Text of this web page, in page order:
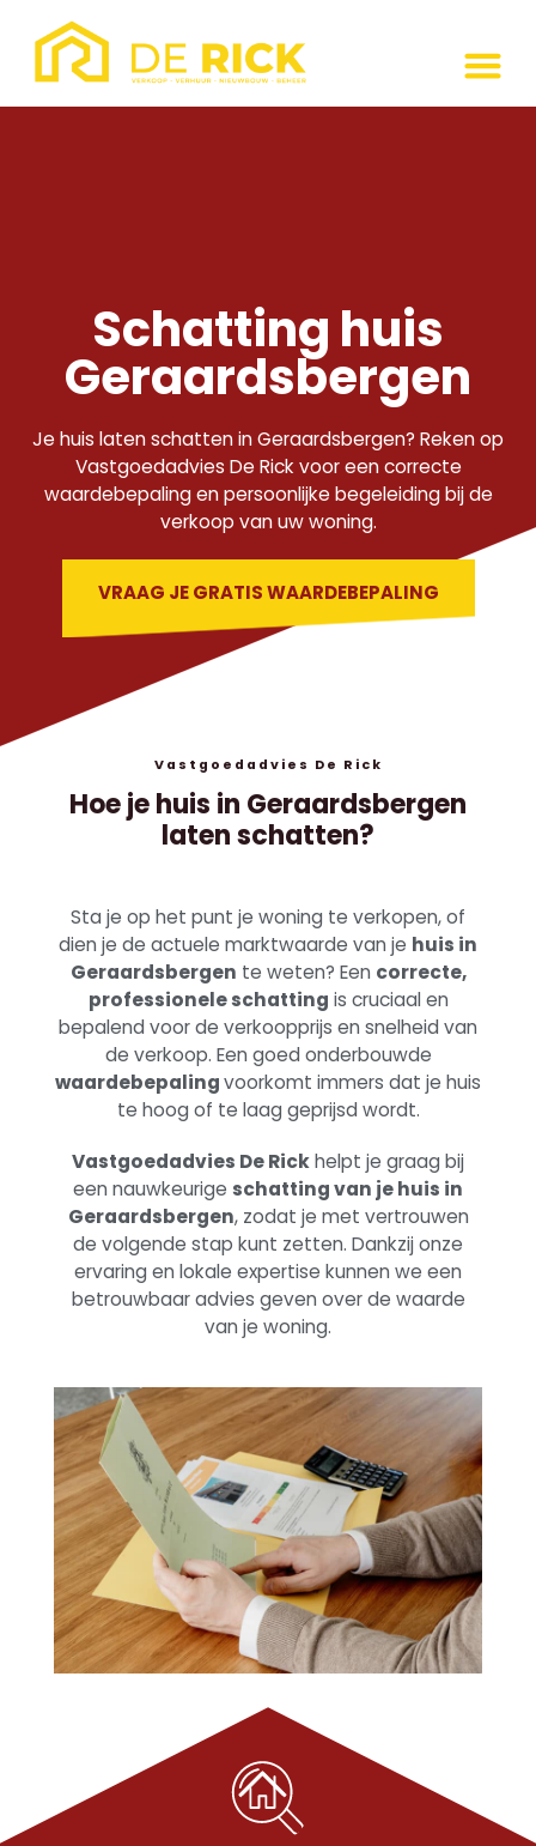
Schatting huis
Geraardsbergen
Je huis laten schatten in Geraardsbergen? Reken op
Vastgoedadvies De Rick voor een correcte
waardebepaling en persoonlijke begeleiding bij de
verkoop van uw woning.
VRAAG JE GRATIS WAARDEBEPALING
Vastgoedadvies De Rick
Hoe je huis in Geraardsbergen
laten schatten?
Sta je op het punt je woning te verkopen, of
dien je de actuele marktwaarde van je huis in
Geraardsbergen te weten? Een correcte,
professionele schatting is cruciaal en
bepalend voor de verkoopprijs en snelheid van
de verkoop. Een goed onderbouwde
waardebepalingvoorkomt immers dat je huis
te hoog of te laag geprijsd wordt.
Vastgoedadvies De Rickhelpt je graag bij
een nauwkeurige schatting van je huis in
Geraardsbergen, zodat je met vertrouwen
de volgende stap kunt zetten. Dankzij onze
ervaring en lokale expertise kunnen we een
betrouwbaar advies geven over de waarde
van je woning.